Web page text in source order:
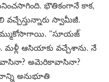
భౌతికంగానే కాక,
స్వామీజీ.
“సూయజ్
మళ్లీ ఆసియాకు వచ్చేశాను. నే
అమెరికావాసినా?
అనుభూతి